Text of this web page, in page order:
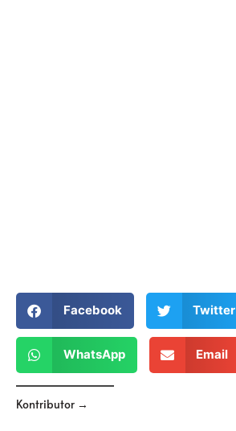
Facebook Twitter
WhatsApp Email
Kontributor →